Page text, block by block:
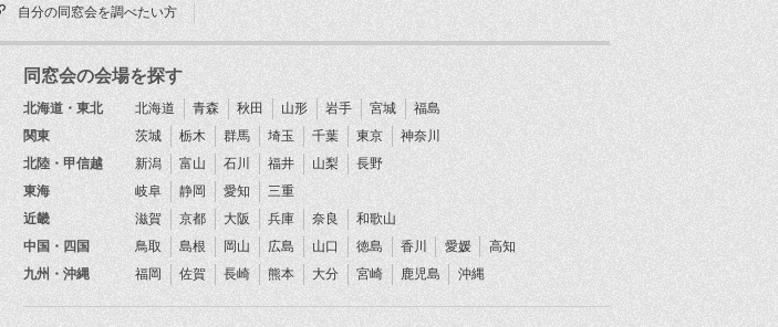
自分の同窓会を調べたい方
同窓会の会場を探す
北海道・東北 北海道 青森 秋田 山形 岩手 宮城
福島
関東
茨城 栃木 群馬 埼玉 千葉 東京
神奈川
北陸・甲信越
新潟 富山 石川 福井 山梨
長野
東海
岐阜 静岡 愛知
三重
近畿
滋賀 京都 大阪 兵庫 奈良
和歌山
中国・四国
鳥取 島根 岡山 広島 山口 徳島 香川 愛媛
高知
九州・沖縄
福岡 佐賀 長崎 熊本 大分 宮崎 鹿児島 沖縄